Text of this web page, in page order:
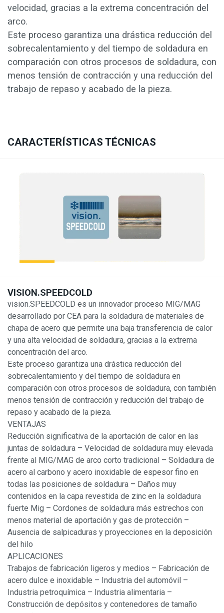
velocidad, gracias a la extrema concentración del
arco.
Este proceso garantiza una drástica reducción del
sobrecalentamiento y del tiempo de soldadura en
comparación con otros procesos de soldadura, con
menos tensión de contracción y una reducción del
trabajo de repaso y acabado de la pieza.
CARACTERÍSTICAS TÉCNICAS
VISION.SPEEDCOLD
vision.SPEEDCOLD es un innovador proceso MIG/MAG
desarrollado por CEA para la soldadura de materiales de
chapa de acero que permite una baja transferencia de calor
y una alta velocidad de soldadura, gracias a la extrema
concentración del arco.
Este proceso garantiza una drástica reducción del
sobrecalentamiento y del tiempo de soldadura en
comparación con otros procesos de soldadura, con también
menos tensión de contracción y reducción del trabajo de
repaso y acabado de la pieza.
VENTAJAS
Reducción significativa de la aportación de calor en las
juntas de soldadura – Velocidad de soldadura muy elevada
frente al MIG/MAG de arco corto tradicional – Soldadura de
acero al carbono y acero inoxidable de espesor fino en
todas las posiciones de soldadura – Daños muy
contenidos en la capa revestida de zinc en la soldadura
fuerte Mig – Cordones de soldadura más estrechos con
menos material de aportación y gas de protección –
Ausencia de salpicaduras y proyecciones en la deposición
del hilo
APLICACIONES
Trabajos de fabricación ligeros y medios – Fabricación de
acero dulce e inoxidable – Industria del automóvil –
Industria petroquímica – Industria alimentaria –
Construcción de depósitos y contenedores de tamaño